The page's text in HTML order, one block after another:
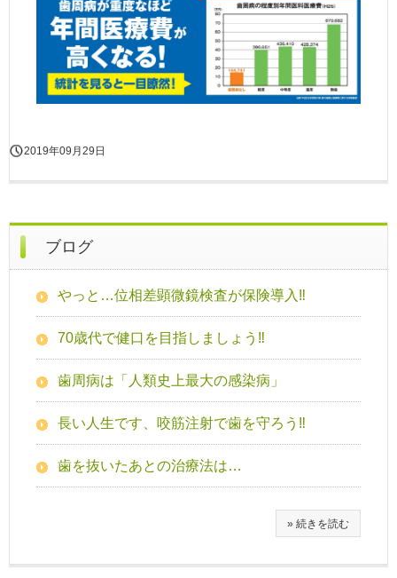
2019年09月29日
ブログ
やっと…位相差顕微鏡検査が保険導入‼
70歳代で健口を目指しましょう‼
歯周病は「人類史上最大の感染病」
長い人生です、咬筋注射で歯を守ろう‼
歯を抜いたあとの治療法は…
» 続きを読む